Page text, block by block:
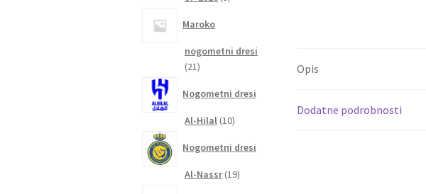
Opis
Dodatne podrobnosti
Maroko
nogometni dresi
2121
Nogometni dresi
Al-Hilal 1010
Nogometni dresi
Al-Nassr 1919